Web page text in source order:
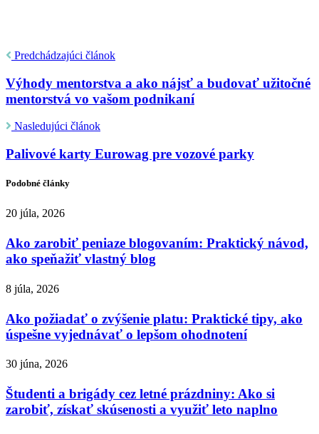
Predchádzajúci článok
Výhody mentorstva a ako nájsť a budovať užitočné
mentorstvá vo vašom podnikaní
Nasledujúci článok
Palivové karty Eurowag pre vozové parky
Podobné články
20 júla, 2026
Ako zarobiť peniaze blogovaním: Praktický návod,
ako speňažiť vlastný blog
8 júla, 2026
Ako požiadať o zvýšenie platu: Praktické tipy, ako
úspešne vyjednávať o lepšom ohodnotení
30 júna, 2026
Študenti a brigády cez letné prázdniny: Ako si
zarobiť, získať skúsenosti a využiť leto naplno